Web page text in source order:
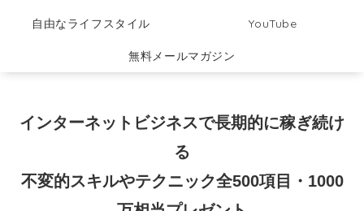
自由なライフスタイル YouTube
無料メールマガジン
インターネットビジネスで長期的に稼ぎ続け
る
不変的スキルやテクニック全500項目・1000